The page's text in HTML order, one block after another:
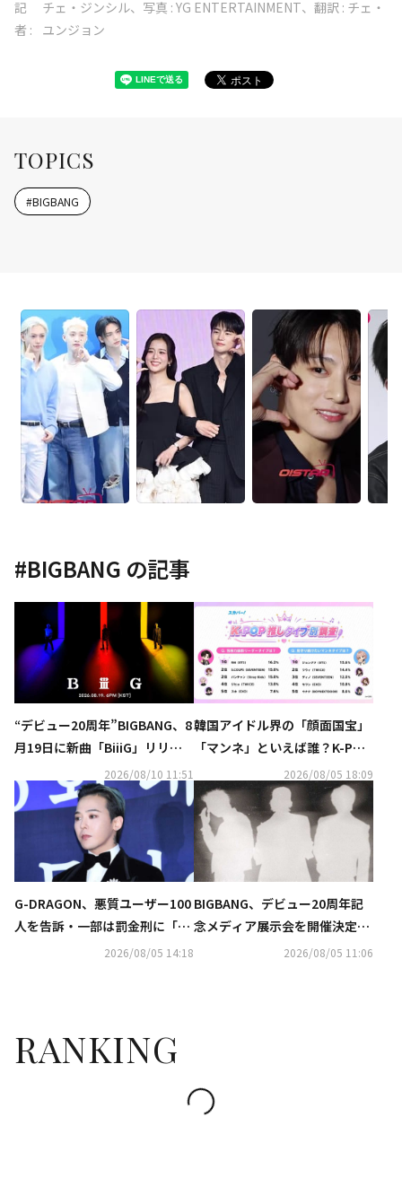
記
者 :
チェ・ジンシル、写真 : YG ENTERTAINMENT、翻訳 : チェ・
ユンジョン
TOPICS
#BIGBANG
#BIGBANG の記事
“デビュー20周年”BIGBANG、8
月19日に新曲「BiiiG」リリー
ス決定！ポスターも公開
2026/08/10 11:51
韓国アイドル界の「顔面国宝」
「マンネ」といえば誰？K-POP
推しタイプ別調査の結果が明ら
かに
2026/08/05 18:09
G-DRAGON、悪質ユーザー100
人を告訴・一部は罰金刑に「匿
名アカウントも処罰の可能性」
2026/08/05 14:18
BIGBANG、デビュー20周年記
念メディア展示会を開催決定！
無料で実施も…予告ポスターに
2026/08/05 11:06
RANKING